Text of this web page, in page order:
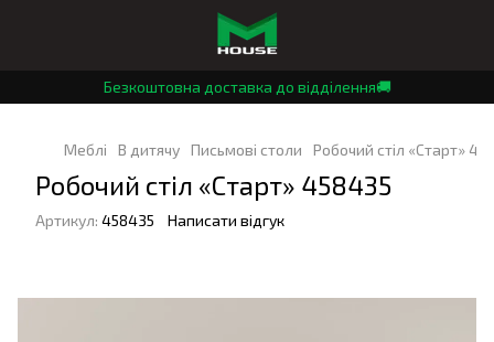
Безкоштовна доставка до відділення🚚
Меблі В дитячу Письмові столи Робочий стіл «Старт»
Робочий стіл «Старт» 458435
Артикул: 458435 Написати відгук